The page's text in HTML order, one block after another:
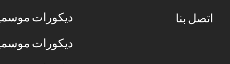
اتصل بنا ديكورات
ديكورات